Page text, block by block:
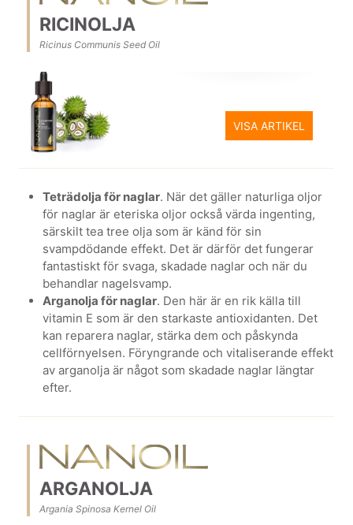
RICINOLJA
Ricinus Communis Seed Oil
VISA ARTIKEL
Teträdolja för naglar. När det gäller naturliga oljor
för naglar är eteriska oljor också värda ingenting,
särskilt tea tree olja som är känd för sin
svampdödande effekt. Det är därför det fungerar
fantastiskt för svaga, skadade naglar och när du
behandlar nagelsvamp.
Arganolja för naglar. Den här är en rik källa till
vitamin E som är den starkaste antioxidanten. Det
kan reparera naglar, stärka dem och påskynda
cellförnyelsen. Föryngrande och vitaliserande effekt
av arganolja är något som skadade naglar längtar
efter.
ARGANOLJA
Argania Spinosa Kernel Oil